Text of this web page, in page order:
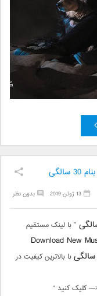
بدون نظر 13 ژوئن 2019
” با لینک مستقیم
Download New
با بالاترین کیفیت در
کلیک کنید “